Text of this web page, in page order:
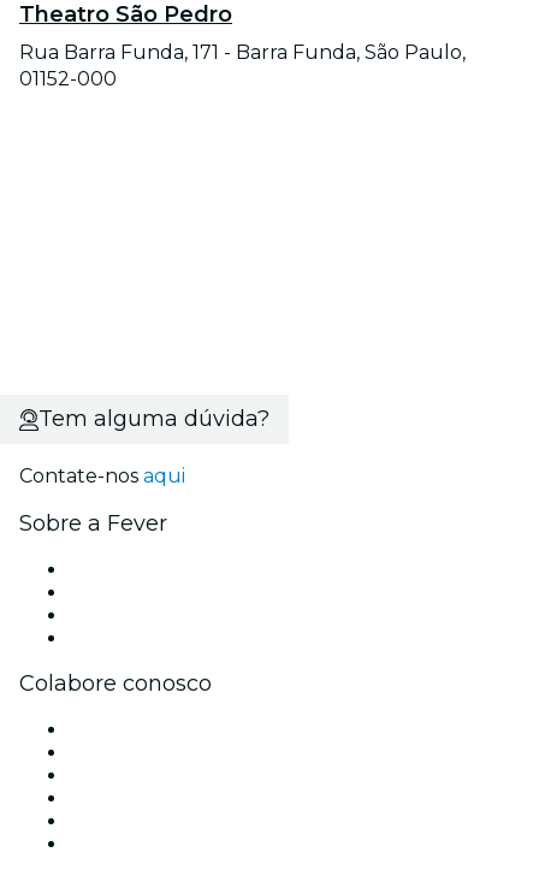
Theatro São Pedro
Rua Barra Funda, 171 - Barra Funda, São Paulo,
01152-000
Tem alguma dúvida?
Contate-nos aqui
Sobre a Fever
Colabore conosco